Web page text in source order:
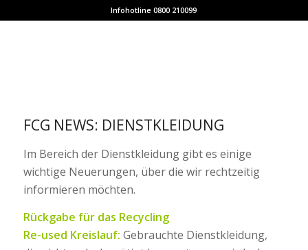
Infohotline 0800 210099
FCG NEWS: DIENSTKLEIDUNG
Im Bereich der Dienstkleidung gibt es einige
wichtige Neuerungen, über die wir rechtzeitig
informieren möchten.
Rückgabe für das Recycling
Re-used Kreislauf: Gebrauchte Dienstkleidung,